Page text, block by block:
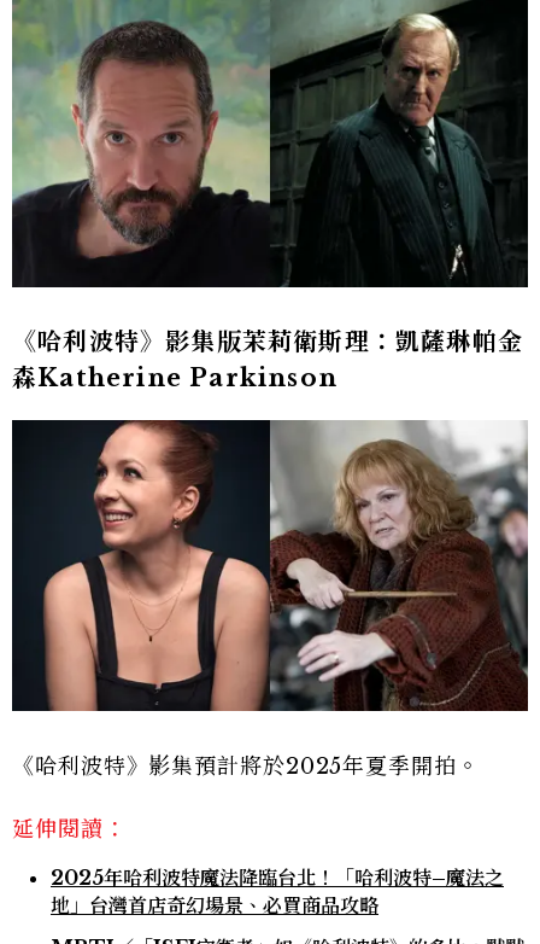
《哈利波特》影集版茉莉衛斯理：凱薩琳帕金
森Katherine Parkinson
《哈利波特》影集預計將於2025年夏季開拍。
延伸閱讀：
2025年哈利波特魔法降臨台北！「哈利波特–魔法之
地」台灣首店奇幻場景、必買商品攻略